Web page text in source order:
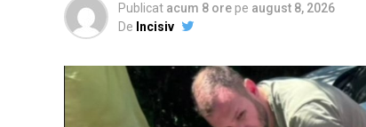
Publicat acum 8 ore pe august 8, 2026
De Incisiv